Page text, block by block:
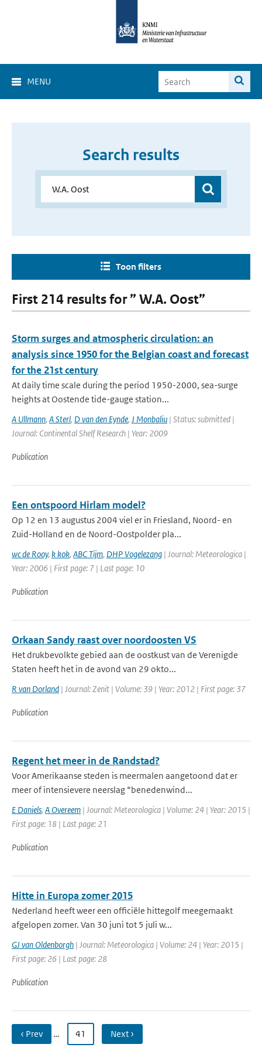
MENU
Search results
Toon filters
First 214 results for ” W.A. Oost”
Storm surges and atmospheric circulation: an
analysis since 1950 for the Belgian coast and forecast
for the 21st century
At daily time scale during the period 1950-2000, sea-surge
heights at Oostende tide-gauge station...
A Ullmann, A Sterl, D van den Eynde, J Monbaliu | Status: submitted |
Journal: Continental Shelf Research | Year: 2009
Publication
Een ontspoord Hirlam model?
Op 12 en 13 augustus 2004 viel er in Friesland, Noord- en
Zuid-Holland en de Noord-Oostpolder pla...
wc de Rooy, k kok, ABC Tijm, DHP Vogelezang | Journal: Meteorologica |
Year: 2006 | First page: 7 | Last page: 10
Publication
Orkaan Sandy raast over noordoosten VS
Het drukbevolkte gebied aan de oostkust van de Verenigde
Staten heeft het in de avond van 29 okto...
R van Dorland | Journal: Zenit | Volume: 39 | Year: 2012 | First page: 37
Publication
Regent het meer in de Randstad?
Voor Amerikaanse steden is meermalen aangetoond dat er
meer of intensievere neerslag “benedenwind...
E Daniels, A Overeem | Journal: Meteorologica | Volume: 24 | Year: 2015 |
First page: 18 | Last page: 21
Publication
Hitte in Europa zomer 2015
Nederland heeft weer een officiële hittegolf meegemaakt
afgelopen zomer. Van 30 juni tot 5 juli w...
GJ van Oldenborgh | Journal: Meteorologica | Volume: 24 | Year: 2015 |
First page: 26 | Last page: 28
Publication
‹ Prev … 41 Next ›